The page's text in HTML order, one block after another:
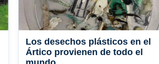
Los desechos plásticos en el
Ártico provienen de todo el